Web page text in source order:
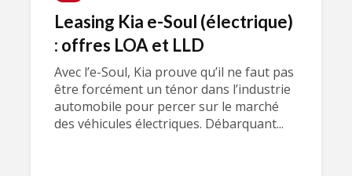
Leasing Kia e-Soul (électrique)
: offres LOA et LLD
Avec l’e-Soul, Kia prouve qu’il ne faut pas
être forcément un ténor dans l’industrie
automobile pour percer sur le marché
des véhicules électriques. Débarquant...